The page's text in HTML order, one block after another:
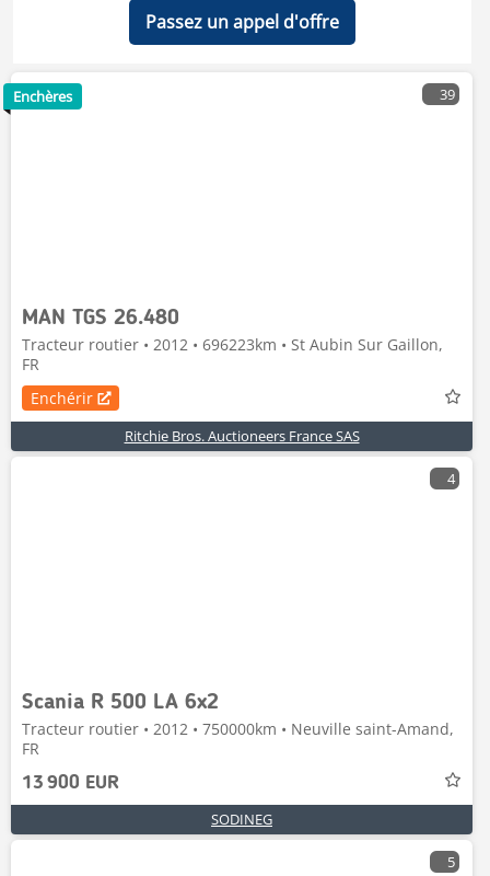
Passez un appel d'offre
39
MAN TGS 26.480
Tracteur routier • 2012 • 696223km • St Aubin Sur Gaillon,
FR
Enchérir
Ritchie Bros. Auctioneers France SAS
Enchères
4
Scania R 500 LA 6x2
Tracteur routier • 2012 • 750000km • Neuville saint-Amand,
FR
13 900 EUR
SODINEG
5